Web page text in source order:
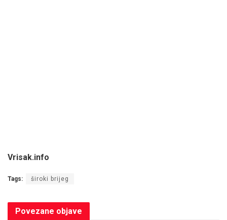
Vrisak.info
Tags: široki brijeg
Povezane objave